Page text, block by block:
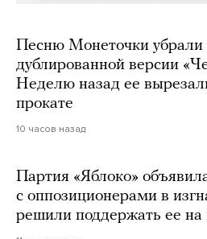
Песню Монеточки убрали
дублированной версии
Неделю назад ее
прокате
10 часов назад
Партия «Яблоко»
с оппозиционерами в
решили поддержать ее на